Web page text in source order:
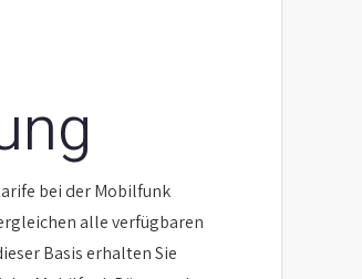
bei der Mobilfunk
alle verfügbaren
Basis erhalten Sie